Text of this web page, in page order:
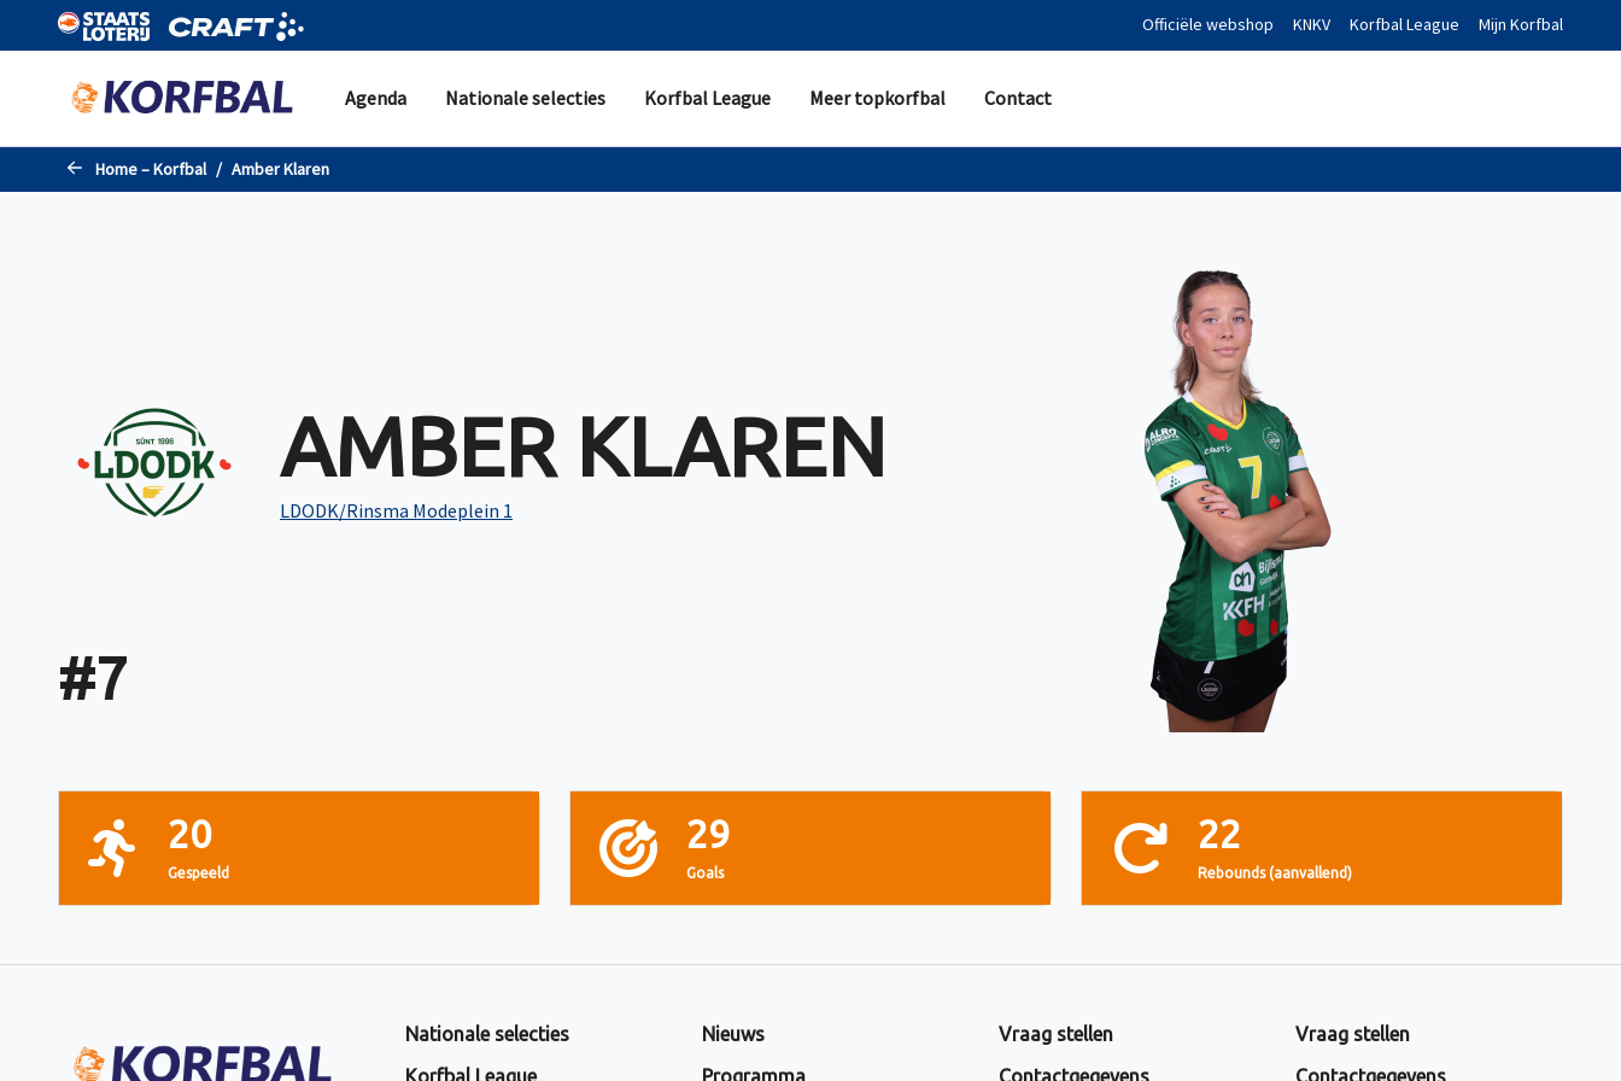
Naar de hoofdinhoud gaan Officiële webshop KNKV Korfbal League Mijn Korfbal
Agenda Nationale selecties Korfbal League Meer topkorfbal Contact
Home – Korfbal Amber Klaren
AMBER KLAREN
LDODK/Rinsma Modeplein 1
#7
20
Gespeeld
29
Goals
22
Rebounds (aanvallend)
Nationale selecties
Korfbal League
Nieuws
Programma
Vraag stellen
Contactgegevens
Vraag stellen
Contactgegevens